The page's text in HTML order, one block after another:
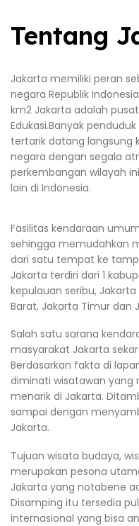
Tentang
Jakarta memiliki peran
negara Republik
km2 Jakarta adalah
Edukasi.Banyak
tertarik datang langsung
negara dengan segala
perkembangan wilayah
lain di Indonesia.
Fasilitas kendaraan
sehingga memudahkan
dari satu tempat ke
Jakarta terdiri dari 1
kepulauan seribu,
Barat, Jakarta Timur dan
Salah satu sarana
masyarakat Jakarta
Berdasarkan fakta di
diminati wisatawan
menarik di Jakarta.
sampai dengan
Jakarta.
Tujuan wisata budaya,
merupakan pesona
Jakarta yang notabene
Disamping itu tersedia
internasional yang bisa